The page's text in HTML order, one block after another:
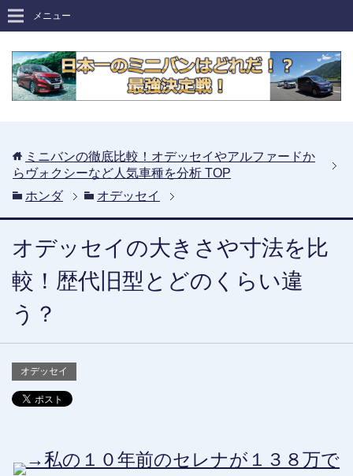
メニュー
ミニバンの徹底比較！オデッセイやアルファードか
らヴォクシーなど人気車種を分析 TOP
ホンダ
オデッセイ
オデッセイの大きさや寸法を比
較！歴代旧型とどのくらい違
う？
オデッセイ
→私の１０年前のセレナが１３８万で